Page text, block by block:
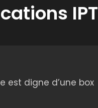
est digne d’une box